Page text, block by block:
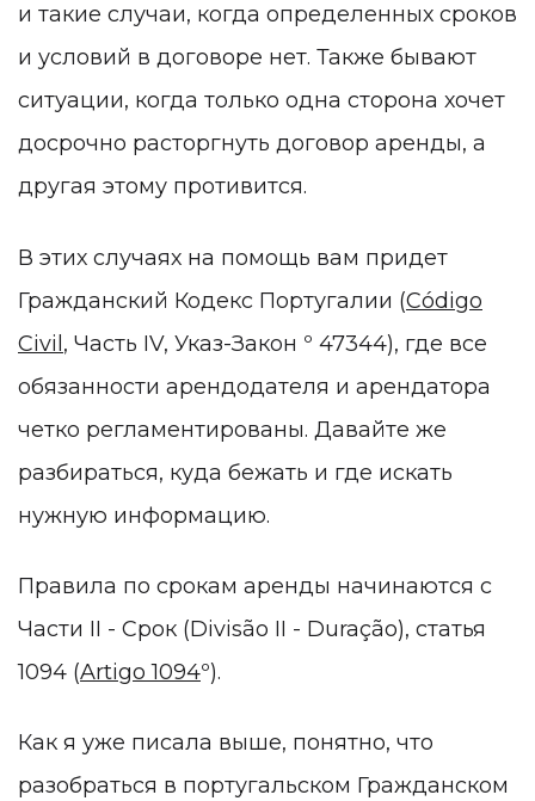
и такие случаи, когда определенных сроков
и условий в договоре нет. Также бывают
ситуации, когда только одна сторона хочет
досрочно расторгнуть договор аренды, а
другая этому противится.
В этих случаях на помощь вам придет
Гражданский Кодекс Португалии (Código
Civil , Часть IV, Указ-Закон º 47344), где все
обязанности арендодателя и арендатора
четко регламентированы. Давайте же
разбираться, куда бежать и где искать
нужную информацию.
Правила по срокам аренды начинаются с
Части II - Срок (Divisão II - Duração), статья
1094 (Artigo 1094º).
Как я уже писала выше, понятно, что
разобраться в португальском Гражданском